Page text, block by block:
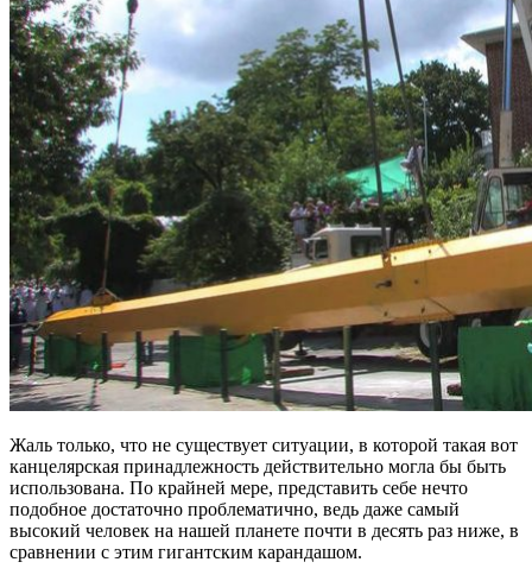
Жаль только, что не существует ситуации, в которой такая вот
канцелярская принадлежность действительно могла бы быть
использована. По крайней мере, представить себе нечто
подобное достаточно проблематично, ведь даже самый
высокий человек на нашей планете почти в десять раз ниже, в
сравнении с этим гигантским карандашом.